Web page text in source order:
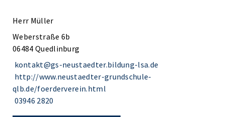
Herr Müller
Weberstraße 6b
06484 Quedlinburg
kontakt@gs-neustaedter.bildung-lsa.de
http://www.neustaedter-grundschule-
qlb.de/foerderverein.html
03946 2820